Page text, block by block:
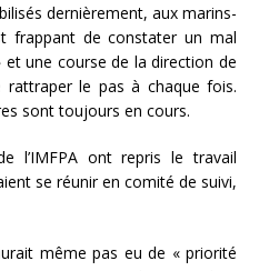
dernièrement, aux marins-
frappant de constater un mal
et une course de la direction de
le pas à chaque fois.
sont toujours en cours.
l’IMFPA ont repris le travail
se réunir en comité de suivi,
même pas eu de « priorité